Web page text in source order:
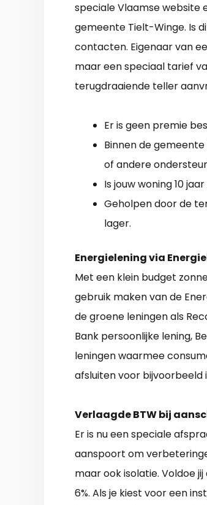
speciale Vlaamse website
gemeente Tielt-Winge. Is
contacten. Eigenaar van
maar een speciaal tarief
terugdraaiende teller
Er is geen premie
Binnen de
of andere
Is jouw woning 10
Geholpen door de
lager.
Energielening via
Met een klein budget
gebruik maken van de
de groene leningen als
Bank persoonlijke lening,
leningen waarmee
afsluiten voor
Verlaagde BTW bij
Er is nu een speciale
aanspoort om
maar ook isolatie. Voldoe
6%. Als je kiest voor een